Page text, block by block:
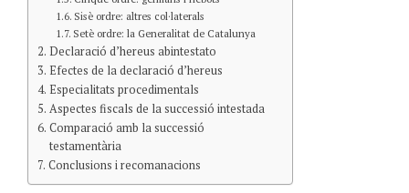
Sisè ordre: altres col·laterals
Setè ordre: la Generalitat de Catalunya
Declaració d’hereus abintestato
Efectes de la declaració d’hereus
Especialitats procedimentals
Aspectes fiscals de la successió intestada
Comparació amb la successió
testamentària
Conclusions i recomanacions